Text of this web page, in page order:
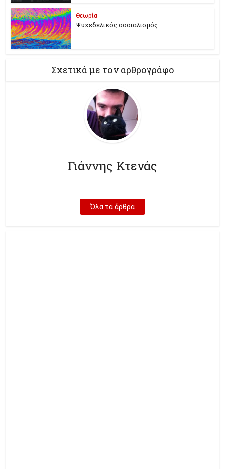
Θεωρία
Ψυχεδελικός σοσιαλισμός
Σχετικά με τον αρθρογράφο
Γιάννης Κτενάς
Όλα τα άρθρα